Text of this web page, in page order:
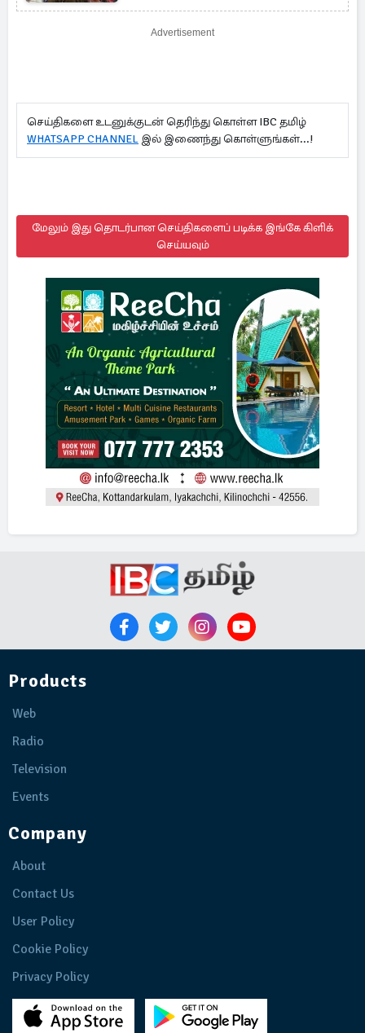
Advertisement
செய்திகளை உடனுக்குடன் தெரிந்து கொள்ள IBC தமிழ்
WHATSAPP CHANNEL இல் இணைந்து கொள்ளுங்கள்...!
மேலும் இது தொடர்பான செய்திகளைப் படிக்க இங்கே கிளிக்
செய்யவும்
Products
Web
Radio
Television
Events
Company
About
Contact Us
User Policy
Cookie Policy
Privacy Policy